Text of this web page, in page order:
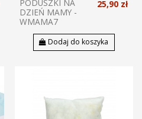
PODUSZKI NA
DZIEŃ MAMY -
WMAMA7
25,90 zł
Dodaj do koszyka